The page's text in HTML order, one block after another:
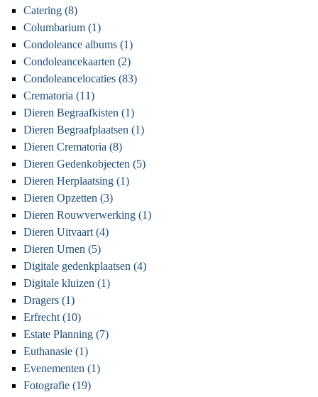
Catering (8)
Columbarium (1)
Condoleance albums (1)
Condoleancekaarten (2)
Condoleancelocaties (83)
Crematoria (11)
Dieren Begraafkisten (1)
Dieren Begraafplaatsen (1)
Dieren Crematoria (8)
Dieren Gedenkobjecten (5)
Dieren Herplaatsing (1)
Dieren Opzetten (3)
Dieren Rouwverwerking (1)
Dieren Uitvaart (4)
Dieren Urnen (5)
Digitale gedenkplaatsen (4)
Digitale kluizen (1)
Dragers (1)
Erfrecht (10)
Estate Planning (7)
Euthanasie (1)
Evenementen (1)
Fotografie (19)